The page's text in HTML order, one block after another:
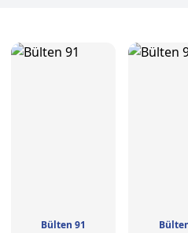
Bülten 91